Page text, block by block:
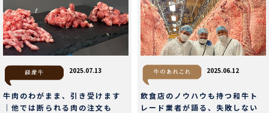
2025.07.13
牛肉のわがまま、引き受けます
｜他では断られる肉の注文も
2025.06.12
飲食店のノウハウも持つ和牛ト
レード業者が語る、失敗しない